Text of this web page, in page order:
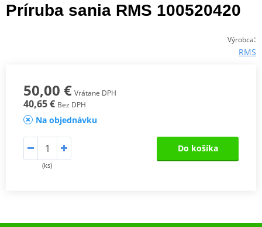
Príruba sania RMS 100520420
Výrobca:
RMS
50,00 € Vrátane DPH
40,65 € Bez DPH
Na objednávku
(ks)
Do košíka